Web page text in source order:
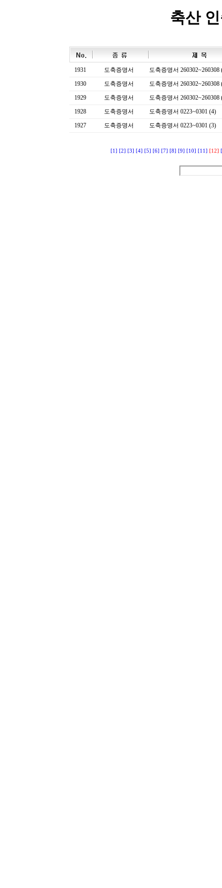
축산
1931 도축증명서
도축증명서 260302~260308
1930
도축증명서
도축증명서 260302~260308
1929
도축증명서
도축증명서 260302~260308
1928
도축증명서
도축증명서 0223~0301 (4)
1927
도축증명서 도축증명서 0223~0301 (3)
[1] [2] [3] [4] [5] [6] [7] [8] [9] [10] [11] [12]